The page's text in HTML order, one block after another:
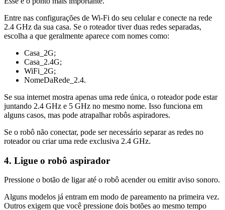
Entre nas configurações de Wi-Fi do seu celular e conecte na rede
2.4 GHz da sua casa. Se o roteador tiver duas redes separadas,
escolha a que geralmente aparece com nomes como:
Casa_2G;
Casa_2.4G;
WiFi_2G;
NomeDaRede_2.4.
Se sua internet mostra apenas uma rede única, o roteador pode estar
juntando 2.4 GHz e 5 GHz no mesmo nome. Isso funciona em
alguns casos, mas pode atrapalhar robôs aspiradores.
Se o robô não conectar, pode ser necessário separar as redes no
roteador ou criar uma rede exclusiva 2.4 GHz.
4. Ligue o robô aspirador
Pressione o botão de ligar até o robô acender ou emitir aviso sonoro.
Alguns modelos já entram em modo de pareamento na primeira vez.
Outros exigem que você pressione dois botões ao mesmo tempo